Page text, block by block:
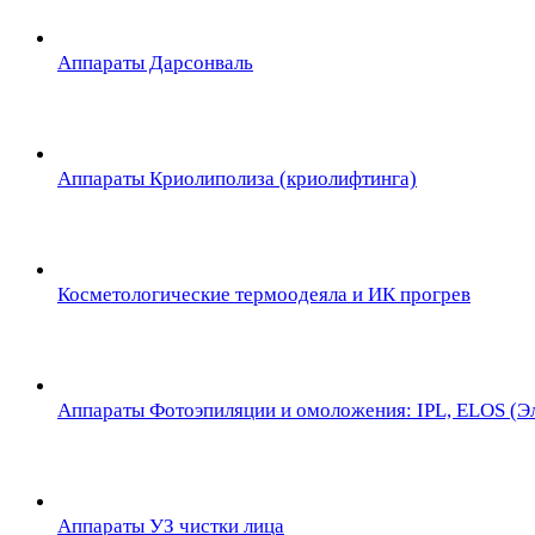
Аппараты Дарсонваль
Аппараты Криолиполиза (криолифтинга)
Косметологические термоодеяла и ИК прогрев
Аппараты Фотоэпиляции и омоложения: IPL, ELOS
Аппараты УЗ чистки лица